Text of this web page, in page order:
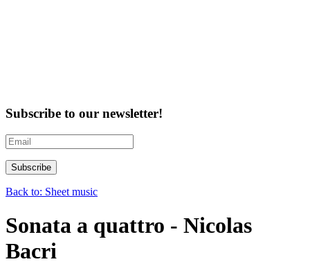
Subscribe to our newsletter!
Back to: Sheet music
Sonata a quattro - Nicolas
Bacri